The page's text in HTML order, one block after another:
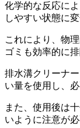
化学的な反応に
しやすい状態に
これにより、物
ゴミも効率的に
排水溝クリーナ
い量を使用し、
また、使用後は
いように注意が必